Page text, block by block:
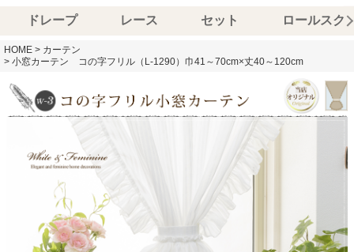
ドレープ レース セット ロールスク
HOME
カーテン
小窓カーテン コの字フリル（L-1290）巾41～70cm×丈40～120cm